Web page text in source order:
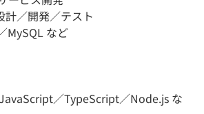
計／開発／テスト
MySQL など
／TypeScript／Node.js な